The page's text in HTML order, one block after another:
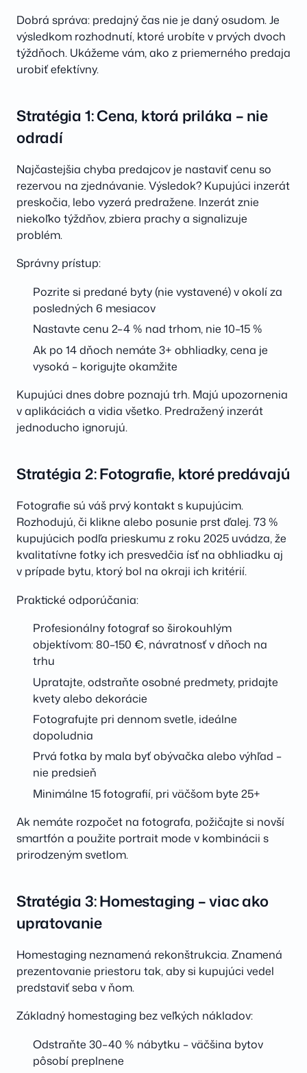
Dobrá správa: predajný čas nie je daný osudom. Je
výsledkom rozhodnutí, ktoré urobíte v prvých dvoch
týždňoch. Ukážeme vám, ako z priemerného predaja
urobiť efektívny.
Stratégia 1: Cena, ktorá priláka – nie
odradí
Najčastejšia chyba predajcov je nastaviť cenu so
rezervou na zjednávanie. Výsledok? Kupujúci inzerát
preskočia, lebo vyzerá predražene. Inzerát znie
niekoľko týždňov, zbiera prachy a signalizuje
problém.
Správny prístup:
Pozrite si predané byty (nie vystavené) v okolí za
posledných 6 mesiacov
Nastavte cenu 2–4 % nad trhom, nie 10–15 %
Ak po 14 dňoch nemáte 3+ obhliadky, cena je
vysoká – korigujte okamžite
Kupujúci dnes dobre poznajú trh. Majú upozornenia
v aplikáciách a vidia všetko. Predražený inzerát
jednoducho ignorujú.
Stratégia 2: Fotografie, ktoré predávajú
Fotografie sú váš prvý kontakt s kupujúcim.
Rozhodujú, či klikne alebo posunie prst ďalej. 73 %
kupujúcich podľa prieskumu z roku 2025 uvádza, že
kvalitatívne fotky ich presvedčia ísť na obhliadku aj
v prípade bytu, ktorý bol na okraji ich kritérií.
Praktické odporúčania:
Profesionálny fotograf so širokouhlým
objektívom: 80–150 €, návratnosť v dňoch na
trhu
Upratajte, odstraňte osobné predmety, pridajte
kvety alebo dekorácie
Fotografujte pri dennom svetle, ideálne
dopoludnia
Prvá fotka by mala byť obývačka alebo výhľad –
nie predsieň
Minimálne 15 fotografií, pri väčšom byte 25+
Ak nemáte rozpočet na fotografa, požičajte si novší
smartfón a použite portrait mode v kombinácii s
prirodzeným svetlom.
Stratégia 3: Homestaging – viac ako
upratovanie
Homestaging neznamená rekonštrukcia. Znamená
prezentovanie priestoru tak, aby si kupujúci vedel
predstaviť seba v ňom.
Základný homestaging bez veľkých nákladov:
Odstraňte 30–40 % nábytku – väčšina bytov
pôsobí preplnene